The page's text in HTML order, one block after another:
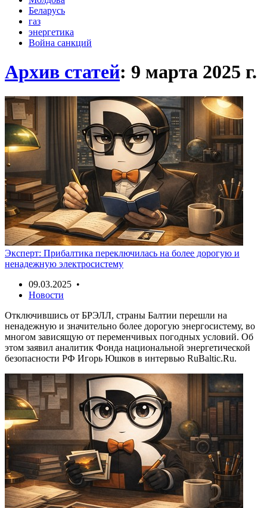
Беларусь
газ
энергетика
Война санкций
Архив статей: 9 марта 2025 г.
Эксперт: Прибалтика переключилась на более дорогую и
ненадежную электросистему
09.03.2025 •
Новости
Отключившись от БРЭЛЛ, страны Балтии перешли на
ненадежную и значительно более дорогую энергосистему, во
многом зависящую от переменчивых погодных условий. Об
этом заявил аналитик Фонда национальной энергетической
безопасности РФ Игорь Юшков в интервью RuBaltic.Ru.